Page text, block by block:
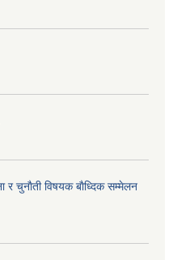
र चुनाैती विषयक बाैध्दिक सम्मेलन